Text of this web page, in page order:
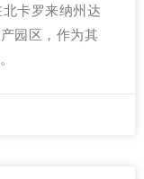
卡罗来纳州达
园区，作为其